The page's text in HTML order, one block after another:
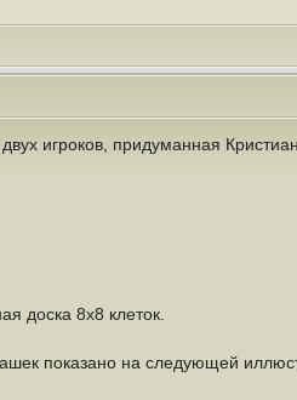
игроков, придуманная
доска 8х8 клеток.
показано на следующей